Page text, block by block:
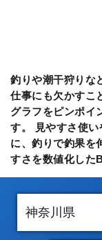
釣りや潮干狩りな
仕事にも欠かすこ
グラフをピンポイ
す。 見やすさ使
に、釣りで釣果を
すさを数値化した